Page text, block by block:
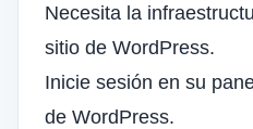
Necesita la
sitio de WordPress.
Inicie sesión en su
de WordPress.